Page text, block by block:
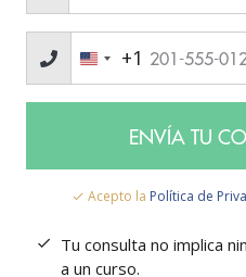
+1
ENVÍA TU
Acepto la Política de
Tu consulta no implica
a un curso.